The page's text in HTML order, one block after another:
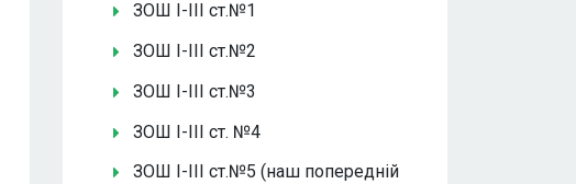
ЗОШ І-ІІІ ст.№1
ЗОШ І-ІІІ ст.№2
ЗОШ І-ІІІ ст.№3
ЗОШ І-ІІІ ст. №4
ЗОШ І-ІІІ ст.№5 (наш попередній